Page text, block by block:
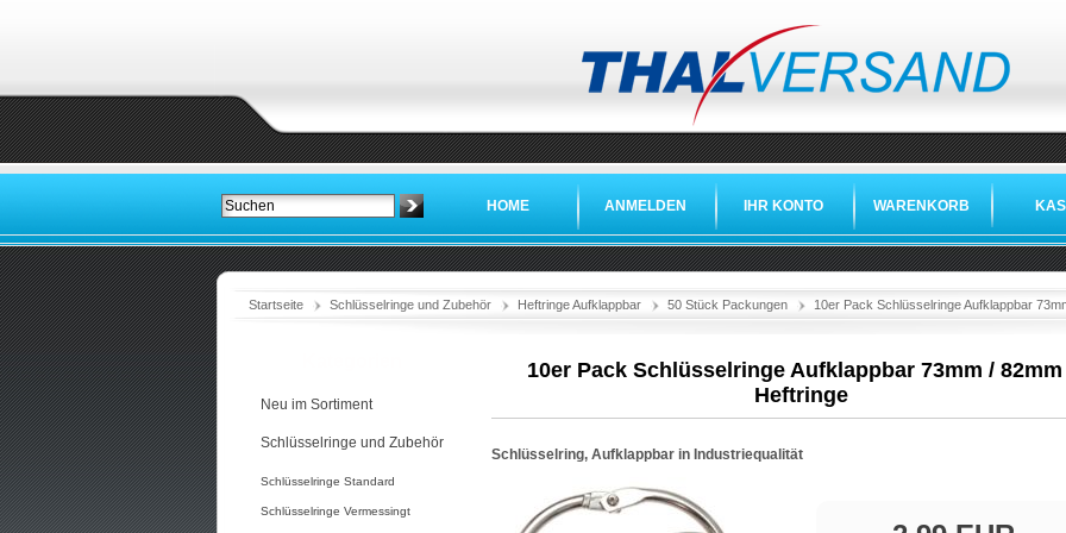
HOME ANMELDEN IHR KONTO WARENKORB
Startseite Schlüsselringe und Zubehör Heftringe Aufklappbar 50 Stück Packungen 10er Pack Schlüsselringe Aufklappbar
Neu im Sortiment
Schlüsselringe und Zubehör
Schlüsselringe Standard
Schlüsselringe Vermessingt
10er Pack Schlüsselringe Aufklappbar 73mm / 82mm
Heftringe
Schlüsselring, Aufklappbar in Industriequalität